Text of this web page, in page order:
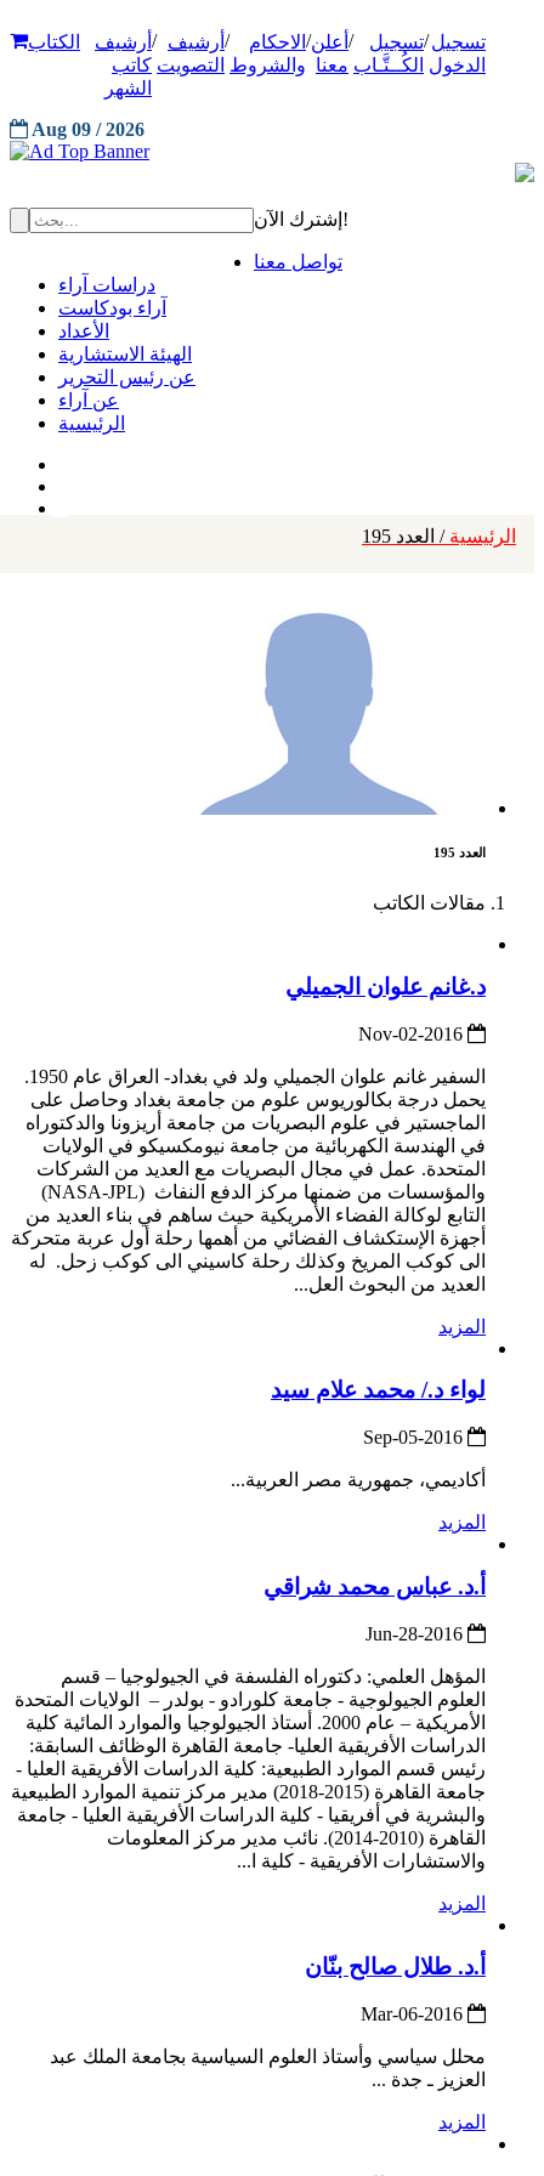
تسجيل
الدخول
/تسجيل
الكُــتَّـاب
/ أعلن
معنا
/ الاحكام
والشروط
/ أرشيف
التصويت
/ أرشيف
كاتب
الشهر
الكتاب
Aug 09 / 2026
إشترك الآن!
تواصل معنا
دراسات آراء
آراء بودكاست
الأعداد
الهيئة الاستشارية
عن رئيس التحرير
عن آراء
الرئيسية
الرئيسية / العدد 195
العدد 195
مقالات الكاتب
د.غانم علوان الجميلي
السفير غانم علوان الجميلي ولد في بغداد- العراق عام 1950.
يحمل درجة بكالوريوس علوم من جامعة بغداد وحاصل على
الماجستير في علوم البصريات من جامعة أريزونا والدكتوراه
في الهندسة الكهربائية من جامعة نيومكسيكو في الولايات
المتحدة. عمل في مجال البصريات مع العديد من الشركات
والمؤسسات من ضمنها مركز الدفع النفاث (NASA-JPL)
التابع لوكالة الفضاء الأمريكية حيث ساهم في بناء العديد من
أجهزة الإستكشاف الفضائي من أهمها رحلة أول عربة متحركة
الى كوكب المريخ وكذلك رحلة كاسيني الى كوكب زحل. له
العديد من البحوث العل...
المزيد
لواء د./ محمد علام سيد
أكاديمي، جمهورية مصر العربية...
المزيد
أ.د. عباس محمد شراقي
المؤهل العلمي: دكتوراه الفلسفة في الجيولوجيا – قسم
العلوم الجيولوجية - جامعة كلورادو - بولدر – الولايات المتحدة
الأمريكية – عام 2000. أستاذ الجيولوجيا والموارد المائية كلية
الدراسات الأفريقية العليا- جامعة القاهرة الوظائف السابقة:
رئيس قسم الموارد الطبيعية: كلية الدراسات الأفريقية العليا -
جامعة القاهرة (2015-2018) مدير مركز تنمية الموارد الطبيعية
والبشرية في أفريقيا - كلية الدراسات الأفريقية العليا - جامعة
القاهرة (2010-2014). نائب مدير مركز المعلومات
والاستشارات الأفريقية - كلية ا...
المزيد
أ.د. طلال صالح بنّان
محلل سياسي وأستاذ العلوم السياسية بجامعة الملك عبد
العزيز ـ جدة ...
المزيد